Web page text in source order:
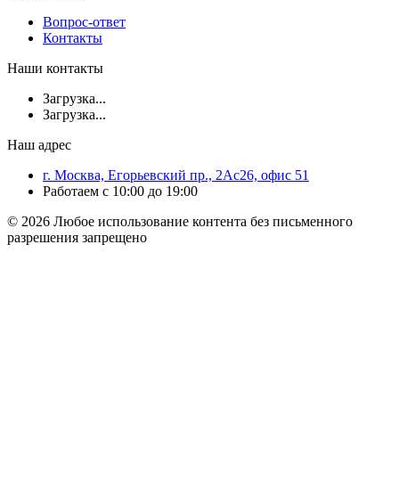
Вопрос-ответ
Контакты
Наши контакты
Загрузка...
Загрузка...
Наш адрес
г. Москва, Егорьевский пр., 2Ас26, офис 51
Работаем с 10:00 до 19:00
© 2026 Любое использование контента без письменного
разрешения запрещено